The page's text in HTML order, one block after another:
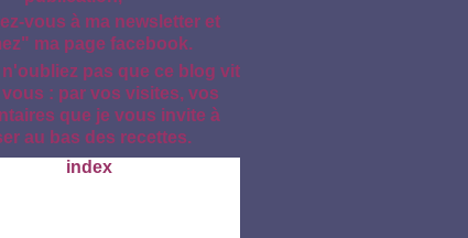
vous à ma newsletter et
ma page facebook.
pas que ce blog vit
: par vos visites, vos
que je vous invite à
au bas des recettes.